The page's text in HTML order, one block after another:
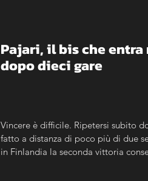
Pajari, il bis che
dopo dieci gare
Vincere è difficile. Ripetersi subito
fatto a distanza di poco più di due
in Finlandia la seconda vittoria